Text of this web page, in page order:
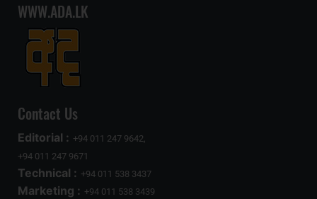
WWW.ADA.LK
Contact Us
Editorial : +94 011 247 9642,
+94 011 247 9671
Technical : +94 011 538 3437
Marketing : +94 011 538 3439